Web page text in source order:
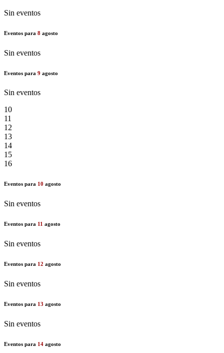
Sin eventos
Eventos para 8 agosto
Sin eventos
Eventos para 9 agosto
Sin eventos
10
11
12
13
14
15
16
Eventos para 10 agosto
Sin eventos
Eventos para 11 agosto
Sin eventos
Eventos para 12 agosto
Sin eventos
Eventos para 13 agosto
Sin eventos
Eventos para 14 agosto